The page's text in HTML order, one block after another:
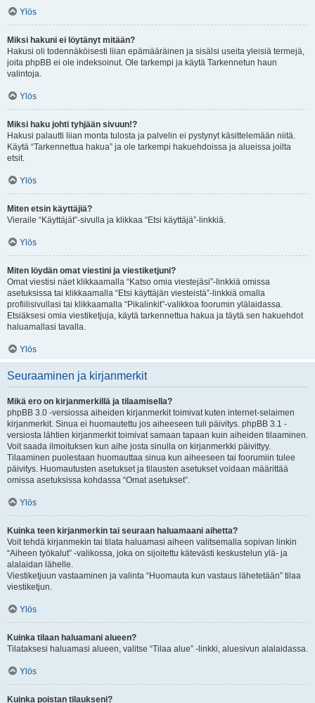
Ylös
Miksi hakuni ei löytänyt mitään?
Hakusi oli todennäköisesti liian epämääräinen ja sisälsi useita yleisiä termejä,
joita phpBB ei ole indeksoinut. Ole tarkempi ja käytä Tarkennetun haun
valintoja.
Ylös
Miksi haku johti tyhjään sivuun!?
Hakusi palautti liian monta tulosta ja palvelin ei pystynyt käsittelemään niitä.
Käytä “Tarkennettua hakua” ja ole tarkempi hakuehdoissa ja alueissa joilta
etsit.
Ylös
Miten etsin käyttäjiä?
Vieraile “Käyttäjät”-sivulla ja klikkaa “Etsi käyttäjä”-linkkiä.
Ylös
Miten löydän omat viestini ja viestiketjuni?
Omat viestisi näet klikkaamalla “Katso omia viestejäsi”-linkkiä omissa
asetuksissa tai klikkaamalla “Etsi käyttäjän viesteistä”-linkkiä omalla
profiilisivullasi tai klikkaamalla “Pikalinkit”-valikkoa foorumin ylälaidassa.
Etsiäksesi omia viestiketjuja, käytä tarkennettua hakua ja täytä sen hakuehdot
haluamallasi tavalla.
Ylös
Seuraaminen ja kirjanmerkit
Mikä ero on kirjanmerkillä ja tilaamisella?
phpBB 3.0 -versiossa aiheiden kirjanmerkit toimivat kuten internet-selaimen
kirjanmerkit. Sinua ei huomautettu jos aiheeseen tuli päivitys. phpBB 3.1 -
versiosta lähtien kirjanmerkit toimivat samaan tapaan kuin aiheiden tilaaminen.
Voit saada ilmoituksen kun aihe josta sinulla on kirjanmerkki päivittyy.
Tilaaminen puolestaan huomauttaa sinua kun aiheeseen tai foorumiin tulee
päivitys. Huomautusten asetukset ja tilausten asetukset voidaan määrittää
omissa asetuksissa kohdassa “Omat asetukset”.
Ylös
Kuinka teen kirjanmerkin tai seuraan haluamaani aihetta?
Voit tehdä kirjanmekin tai tilata haluamasi aiheen valitsemalla sopivan linkin
“Aiheen työkalut” -valikossa, joka on sijoitettu kätevästi keskustelun ylä- ja
alalaidan lähelle.
Viestiketjuun vastaaminen ja valinta “Huomauta kun vastaus lähetetään” tilaa
viestiketjun.
Ylös
Kuinka tilaan haluamani alueen?
Tilataksesi haluamasi alueen, valitse “Tilaa alue” -linkki, aluesivun alalaidassa.
Ylös
Kuinka poistan tilaukseni?